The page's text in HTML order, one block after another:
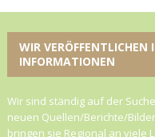
WIR VERÖFFENTLICHEN
INFORMATIONEN
Wir sind ständig auf der
neuen Quellen/Berichte/
bringen sie Regional an viele